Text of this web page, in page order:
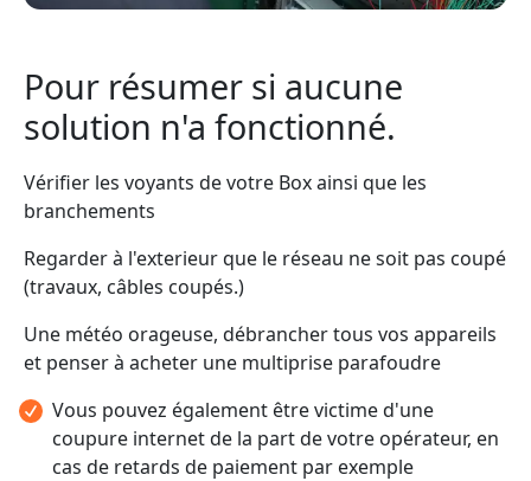
Pour résumer si aucune
solution n'a fonctionné.
Vérifier les voyants de votre Box ainsi que les
branchements
Regarder à l'exterieur que le réseau ne soit pas coupé
(travaux, câbles coupés.)
Une météo orageuse, débrancher tous vos appareils
et penser à acheter une multiprise parafoudre
Vous pouvez également être victime d'une
coupure internet de la part de votre opérateur, en
cas de retards de paiement par exemple